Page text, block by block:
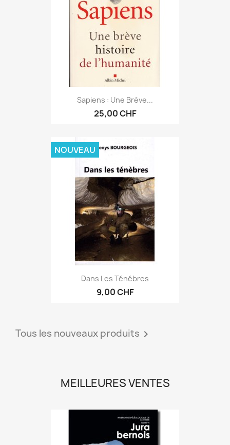
Sapiens : Une Brève...
25,00 CHF
Dans Les Ténébres
9,00 CHF
NOUVEAU
Tous les nouveaux produits 
MEILLEURES VENTES